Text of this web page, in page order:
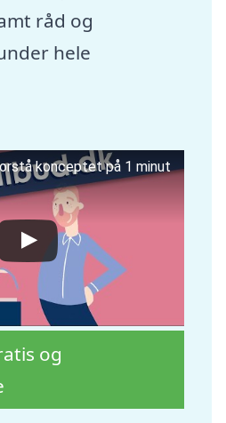
råd og
hele
konceptet på 1 minut
og